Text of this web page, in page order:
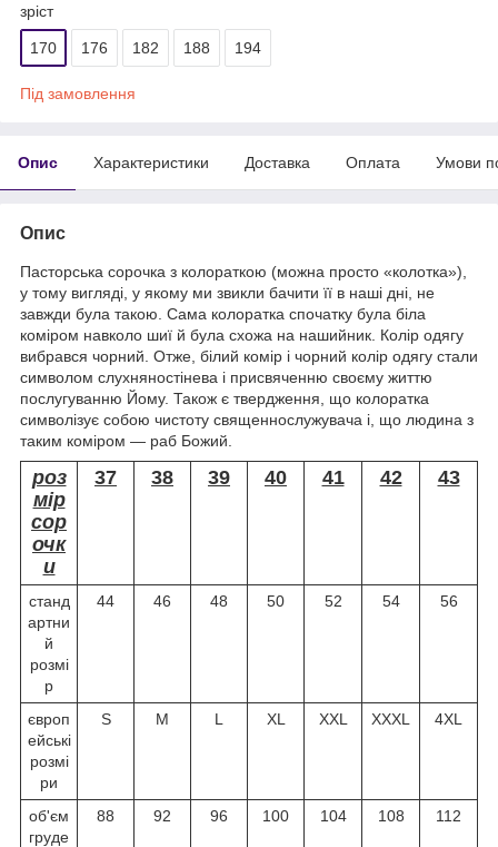
зріст
170 176 182 188 194
Під замовлення
Опис Характеристики Доставка Оплата Умови
Опис
Пасторська сорочка з колораткою (можна просто «колотка»),
у тому вигляді, у якому ми звикли бачити її в наші дні, не
завжди була такою. Сама колоратка спочатку була біла
коміром навколо шиї й була схожа на нашийник. Колір одягу
вибрався чорний. Отже, білий комір і чорний колір одягу стали
символом слухняностінева і присвяченню своєму життю
послугуванню Йому. Також є твердження, що колоратка
символізує собою чистоту священнослужувача і, що людина з
таким коміром — раб Божий.
роз
мір
сор
очк
и
37 38 39 40 41 42 43
станд
артни
й
розмі
р
44 46 48 50 52 54 56
європ
ейські
розмі
ри
S M L XL XXL XXXL 4XL
об'єм
груде
88 92 96 100 104 108 112